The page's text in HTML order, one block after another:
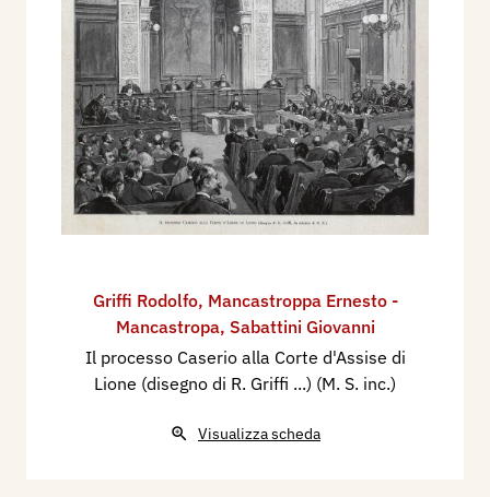
Griffi Rodolfo, Mancastroppa Ernesto -
Mancastropa, Sabattini Giovanni
Il processo Caserio alla Corte d'Assise di
Lione (disegno di R. Griffi ...) (M. S. inc.)
Visualizza scheda